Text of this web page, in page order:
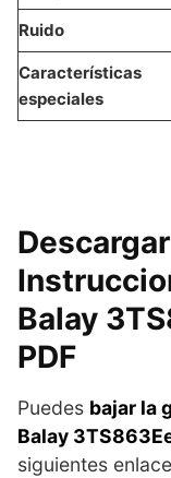
Ruido
Características
especiales
Balay
PDF
Puedes bajar la
Balay
siguientes